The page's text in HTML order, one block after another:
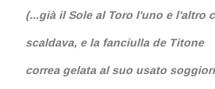
(...già il Sole al Toro l'uno e l'altro
scaldava, e la fanciulla de Titone
correa gelata al suo usato